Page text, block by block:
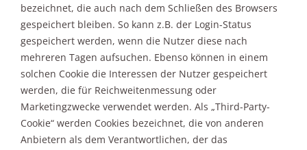
bezeichnet, die auch nach dem Schließen des Browsers
gespeichert bleiben. So kann z.B. der Login-Status
gespeichert werden, wenn die Nutzer diese nach
mehreren Tagen aufsuchen. Ebenso können in einem
solchen Cookie die Interessen der Nutzer gespeichert
werden, die für Reichweitenmessung oder
Marketingzwecke verwendet werden. Als „Third-Party-
Cookie“ werden Cookies bezeichnet, die von anderen
Anbietern als dem Verantwortlichen, der das